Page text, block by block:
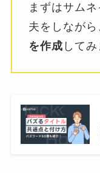
まずはサム
夫をしながら
を作成 してみ